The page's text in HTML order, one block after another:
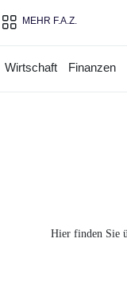
MEHR F.A.Z.
Wirtschaft Finanzen
Hier finden Sie